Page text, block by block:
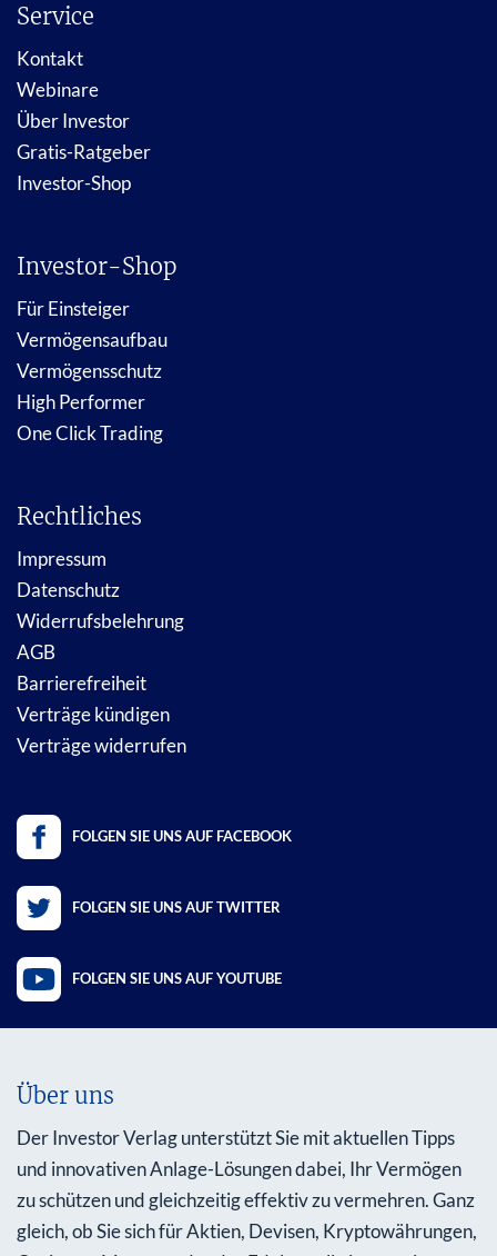
Service
Kontakt
Webinare
Über Investor
Gratis-Ratgeber
Investor-Shop
Investor-Shop
Für Einsteiger
Vermögensaufbau
Vermögensschutz
High Performer
One Click Trading
Rechtliches
Impressum
Datenschutz
Widerrufsbelehrung
AGB
Barrierefreiheit
Verträge kündigen
Verträge widerrufen
FOLGEN SIE UNS AUF FACEBOOK
FOLGEN SIE UNS AUF TWITTER
FOLGEN SIE UNS AUF YOUTUBE
Über uns
Der Investor Verlag unterstützt Sie mit aktuellen Tipps
und innovativen Anlage-Lösungen dabei, Ihr Vermögen
zu schützen und gleichzeitig effektiv zu vermehren. Ganz
gleich, ob Sie sich für Aktien, Devisen, Kryptowährungen,